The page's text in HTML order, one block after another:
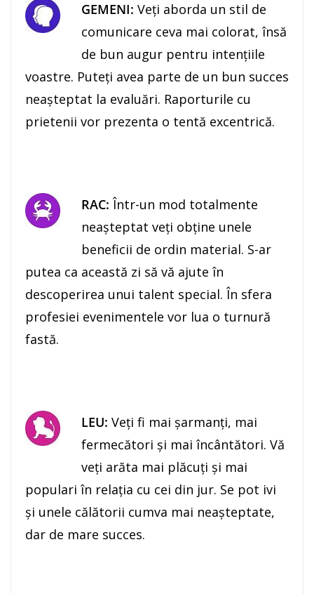
GEMENI: Veţi aborda un stil de
comunicare ceva mai colorat, însă
de bun augur pentru intenţiile
voastre. Puteţi avea parte de un bun succes
neaşteptat la evaluări. Raporturile cu
prietenii vor prezenta o tentă excentrică.
RAC: Într-un mod totalmente
neaşteptat veţi obţine unele
beneficii de ordin material. S-ar
putea ca această zi să vă ajute în
descoperirea unui talent special. În sfera
profesiei evenimentele vor lua o turnură
fastă.
LEU: Veţi fi mai şarmanţi, mai
fermecători şi mai încântători. Vă
veţi arăta mai plăcuţi şi mai
populari în relaţia cu cei din jur. Se pot ivi
şi unele călătorii cumva mai neaşteptate,
dar de mare succes.